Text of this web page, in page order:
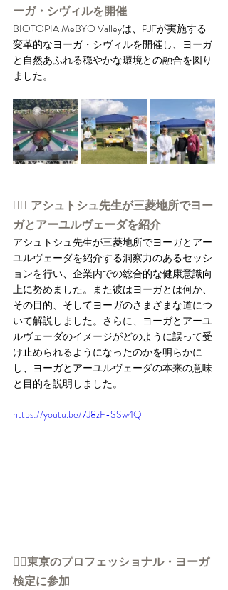
ーガ・シヴィルを開催
BIOTOPIA MeBYO Valleyは、PJFが実施する
変革的なヨーガ・シヴィルを開催し、ヨーガ
と自然あふれる穏やかな環境との融合を図り
ました。
👉🏻 アシュトシュ先生が三菱地所でヨー
ガとアーユルヴェーダを紹介
アシュトシュ先生が三菱地所でヨーガとアー
ユルヴェーダを紹介する洞察力のあるセッシ
ョンを行い、企業内での総合的な健康意識向
上に努めました。また彼はヨーガとは何か、
その目的、そしてヨーガのさまざまな道につ
いて解説しました。さらに、ヨーガとアーユ
ルヴェーダのイメージがどのように誤って受
け止められるようになったのかを明らかに
し、ヨーガとアーユルヴェーダの本来の意味
と目的を説明しました。
https://youtu.be/7J8zF-SSw4Q
👉🏻東京のプロフェッショナル・ヨーガ
検定に参加